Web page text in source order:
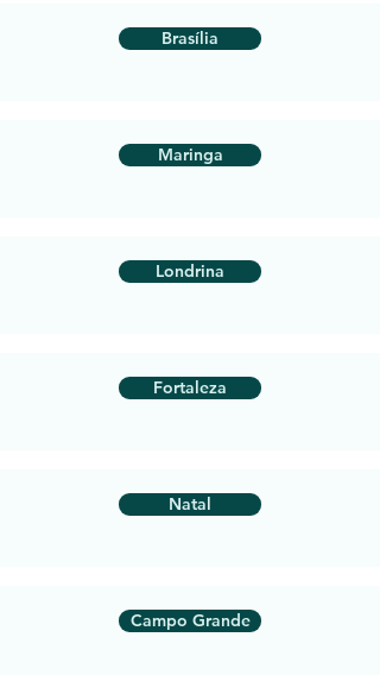
Brasília
Maringa
Londrina
Fortaleza
Natal
Campo Grande